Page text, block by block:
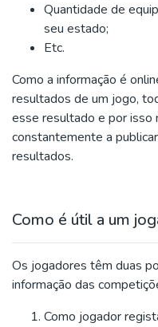
Quantidade de
seu estado;
Etc.
Como a informação é
resultados de um jogo,
esse resultado e por isso
constantemente a
resultados.
Como é útil a um
Os jogadores têm duas
informação das
Como jogador